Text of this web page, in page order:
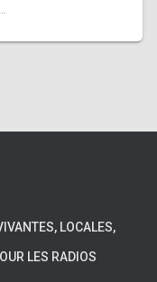
LOCALES,
LES RADIOS